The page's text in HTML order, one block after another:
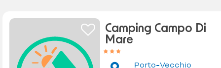
Camping Campo Di
Mare
Porto-Vecchio